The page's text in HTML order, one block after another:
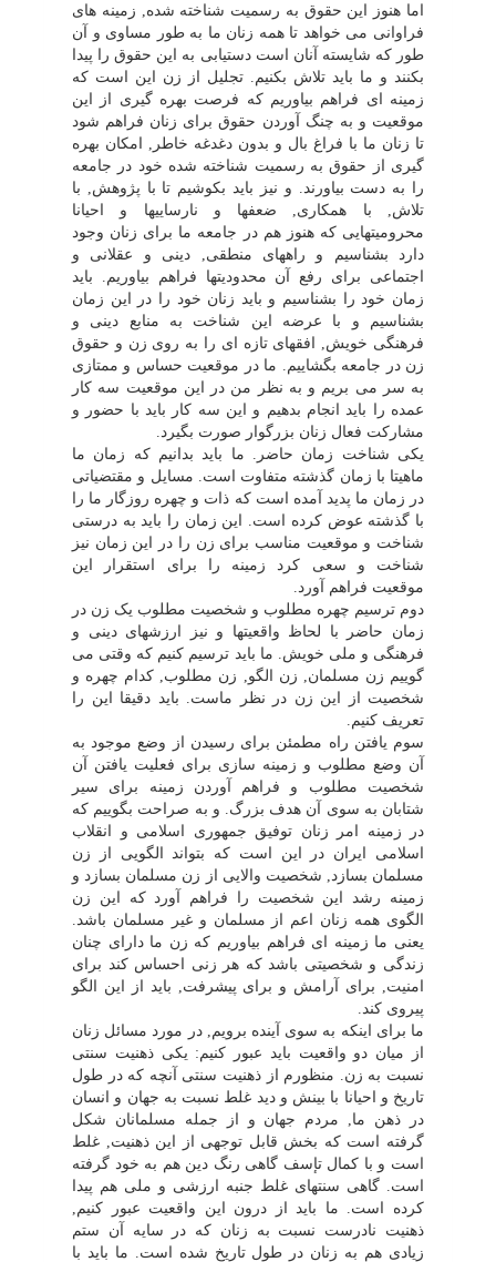
اما هنوز این حقوق به رسمیت شناخته شده, زمینه هاى
فراوانى مى خواهد تا همه زنان ما به طور مساوى و آن
طور که شایسته آنان است دستیابى به این حقوق را پیدا
بکنند و ما باید تلاش بکنیم. تجلیل از زن این است که
زمینه اى فراهم بیاوریم که فرصت بهره گیرى از این
موقعیت و به چنگ آوردن حقوق براى زنان فراهم شود
تا زنان ما با فراغ بال و بدون دغدغه خاطر, امکان بهره
گیرى از حقوق به رسمیت شناخته شده خود در جامعه
را به دست بیاورند. و نیز باید بکوشیم تا با پژوهش, با
تلاش, با همکارى, ضعفها و نارساییها و احیانا
محرومیتهایى که هنوز هم در جامعه ما براى زنان وجود
دارد بشناسیم و راههاى منطقى, دینى و عقلانى و
اجتماعى براى رفع آن محدودیتها فراهم بیاوریم. باید
زمان خود را بشناسیم و باید زنان خود را در این زمان
بشناسیم و با عرضه این شناخت به منابع دینى و
فرهنگى خویش, افقهاى تازه اى را به روى زن و حقوق
زن در جامعه بگشاییم. ما در موقعیت حساس و ممتازى
به سر مى بریم و به نظر من در این موقعیت سه کار
عمده را باید انجام بدهیم و این سه کار باید با حضور و
مشارکت فعال زنان بزرگوار صورت بگیرد.
یکى شناخت زمان حاضر. ما باید بدانیم که زمان ما
ماهیتا با زمان گذشته متفاوت است. مسایل و مقتضیاتى
در زمان ما پدید آمده است که ذات و چهره روزگار ما را
با گذشته عوض کرده است. این زمان را باید به درستى
شناخت و موقعیت مناسب براى زن را در این زمان نیز
شناخت و سعى کرد زمینه را براى استقرار این
موقعیت فراهم آورد.
دوم ترسیم چهره مطلوب و شخصیت مطلوب یک زن در
زمان حاضر با لحاظ واقعیتها و نیز ارزشهاى دینى و
فرهنگى و ملى خویش. ما باید ترسیم کنیم که وقتى مى
گوییم زن مسلمان, زن الگو, زن مطلوب, کدام چهره و
شخصیت از این زن در نظر ماست. باید دقیقا این را
تعریف کنیم.
سوم یافتن راه مطمئن براى رسیدن از وضع موجود به
آن وضع مطلوب و زمینه سازى براى فعلیت یافتن آن
شخصیت مطلوب و فراهم آوردن زمینه براى سیر
شتابان به سوى آن هدف بزرگ. و به صراحت بگوییم که
در زمینه امر زنان توفیق جمهورى اسلامى و انقلاب
اسلامى ایران در این است که بتواند الگویى از زن
مسلمان بسازد, شخصیت والایى از زن مسلمان بسازد و
زمینه رشد این شخصیت را فراهم آورد که این زن
الگوى همه زنان اعم از مسلمان و غیر مسلمان باشد.
یعنى ما زمینه اى فراهم بیاوریم که زن ما داراى چنان
زندگى و شخصیتى باشد که هر زنى احساس کند براى
امنیت, براى آرامش و براى پیشرفت, باید از این الگو
پیروى کند.
ما براى اینکه به سوى آینده برویم, در مورد مسائل زنان
از میان دو واقعیت باید عبور کنیم: یکى ذهنیت سنتى
نسبت به زن. منظورم از ذهنیت سنتى آنچه که در طول
تاریخ و احیانا با بینش و دید غلط نسبت به جهان و انسان
در ذهن ما, مردم جهان و از جمله مسلمانان شکل
گرفته است که بخش قابل توجهى از این ذهنیت, غلط
است و با کمال تإسف گاهى رنگ دین هم به خود گرفته
است. گاهى سنتهاى غلط جنبه ارزشى و ملى هم پیدا
کرده است. ما باید از درون این واقعیت عبور کنیم,
ذهنیت نادرست نسبت به زنان که در سایه آن ستم
زیادى هم به زنان در طول تاریخ شده است. ما باید با